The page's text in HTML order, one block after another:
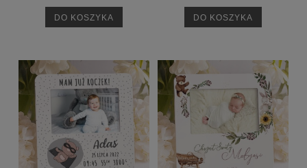
DO KOSZYKA DO KOSZYKA